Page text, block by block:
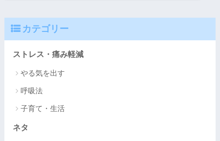
カテゴリー
ストレス・痛み軽減
やる気を出す
呼吸法
子育て・生活
ネタ